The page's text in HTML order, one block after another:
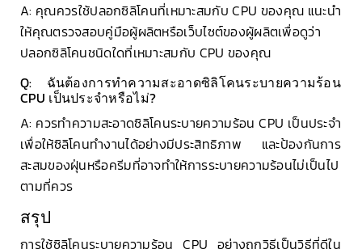
A: คุณควรใช้ปลอกซิลิโคนที่เหมาะสมกับ CPU ของคุณ แนะนำ
ให้คุณตรวจสอบคู่มือผู้ผลิตหรือเว็บไซต์ของผู้ผลิตเพื่อดูว่า
ปลอกซิลิโคนชนิดใดที่เหมาะสมกับ CPU ของคุณ
Q: ฉันต้องการทำความสะอาดซิลิโคนระบายความร้อน
CPU เป็นประจำหรือไม่?
A: ควรทำความสะอาดซิลิโคนระบายความร้อน CPU เป็นประจำ
เพื่อให้ซิลิโคนทำงานได้อย่างมีประสิทธิภาพ และป้องกันการ
สะสมของฝุ่นหรือครีมที่อาจทำให้การระบายความร้อนไม่เป็นไป
ตามที่ควร
สรุป
การใช้ซิลิโคนระบายความร้อน CPU อย่างถูกวิธีเป็นวิธีที่ดีใน